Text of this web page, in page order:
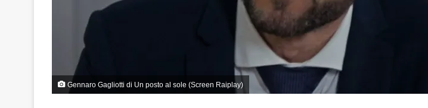
Gennaro Gagliotti di Un posto al sole (Screen Raiplay)